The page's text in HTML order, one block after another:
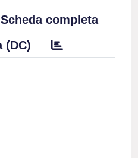
Scheda completa
(DC)